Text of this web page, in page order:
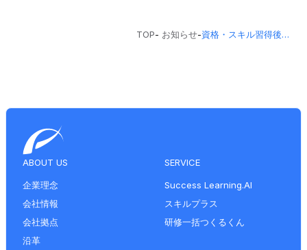
TOP- お知らせ- 資格・スキル習得後の満足度調査を公開しました
ABOUT US
企業理念
会社情報
会社拠点
沿革
SERVICE
Success Learning.AI
スキルプラス
研修一括つくるくん